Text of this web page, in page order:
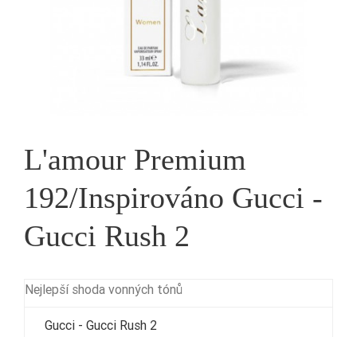
L'amour Premium
192/Inspirováno Gucci -
Gucci Rush 2
Nejlepší shoda vonných tónů
Gucci - Gucci Rush 2